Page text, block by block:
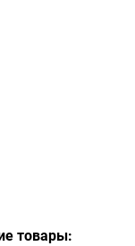
товары: